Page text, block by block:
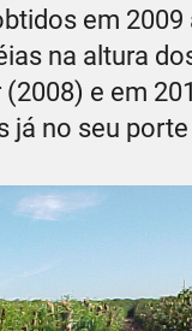
em 2009
na altura
e em
já no seu